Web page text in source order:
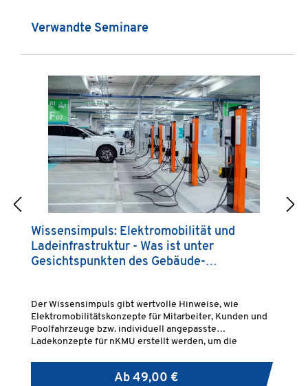
Produktgalerie überspringen
Verwandte Seminare
Wissensimpuls: Elektromobilität und
Ladeinfrastruktur - Was ist unter
Gesichtspunkten des Gebäude-
Der Wissensimpuls gibt wertvolle Hinweise, wie
Elektromobilitätskonzepte für Mitarbeiter, Kunden und
Poolfahrzeuge bzw. individuell angepasste
Ladekonzepte für nKMU erstellt werden, um die
Ab 49,00 €